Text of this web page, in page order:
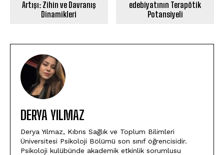
Artışı: Zihin ve Davranış
Dinamikleri
edebiyatının Terapötik
Potansiyeli
DERYA YILMAZ
Derya Yılmaz, Kıbrıs Sağlık ve Toplum Bilimleri
Üniversitesi Psikoloji Bölümü son sınıf öğrencisidir.
Psikoloji kulübünde akademik etkinlik sorumlusu